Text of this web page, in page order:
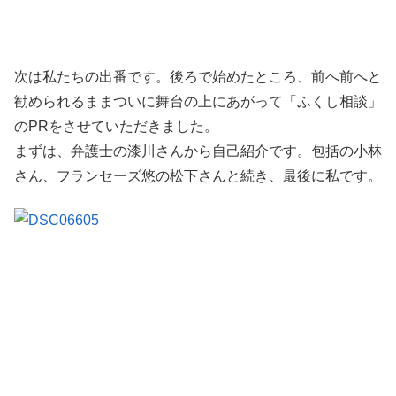
次は私たちの出番です。後ろで始めたところ、前へ前へと
勧められるままついに舞台の上にあがって「ふくし相談」
のPRをさせていただきました。
まずは、弁護士の漆川さんから自己紹介です。包括の小林
さん、フランセーズ悠の松下さんと続き、最後に私です。